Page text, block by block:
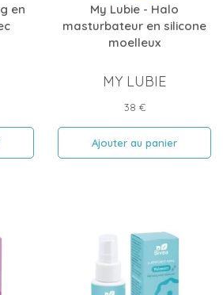
en
My Lubie - Halo
masturbateur en silicone
moelleux
MY LUBIE
Prix
38 €
Ajouter au panier